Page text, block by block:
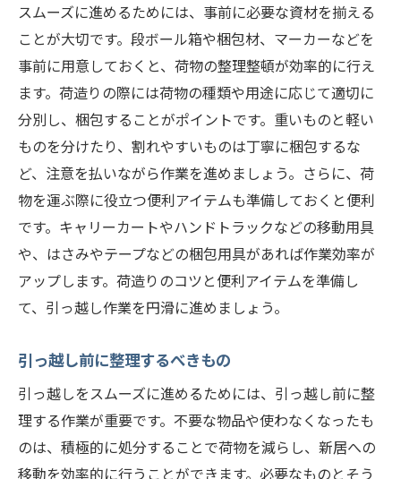
スムーズに進めるためには、事前に必要な資材を揃える
ことが大切です。段ボール箱や梱包材、マーカーなどを
事前に用意しておくと、荷物の整理整頓が効率的に行え
ます。荷造りの際には荷物の種類や用途に応じて適切に
分別し、梱包することがポイントです。重いものと軽い
ものを分けたり、割れやすいものは丁寧に梱包するな
ど、注意を払いながら作業を進めましょう。さらに、荷
物を運ぶ際に役立つ便利アイテムも準備しておくと便利
です。キャリーカートやハンドトラックなどの移動用具
や、はさみやテープなどの梱包用具があれば作業効率が
アップします。荷造りのコツと便利アイテムを準備し
て、引っ越し作業を円滑に進めましょう。
引っ越し前に整理するべきもの
引っ越しをスムーズに進めるためには、引っ越し前に整
理する作業が重要です。不要な物品や使わなくなったも
のは、積極的に処分することで荷物を減らし、新居への
移動を効率的に行うことができます。必要なものとそう